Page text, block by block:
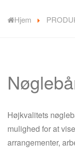
Hjem
Højkvalitets
mulighed for at
arrangementer,